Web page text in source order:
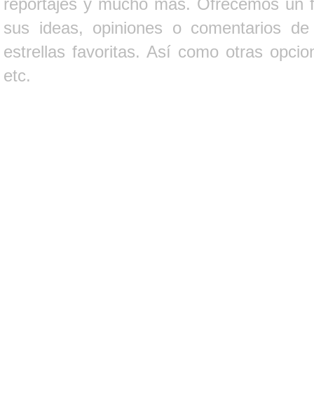
sus ideas, opiniones o comentarios
estrellas favoritas. Así como otras
etc.